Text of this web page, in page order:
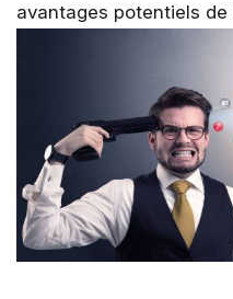
avantages potentiels